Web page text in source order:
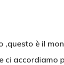
,questo è il
ci accordiamo